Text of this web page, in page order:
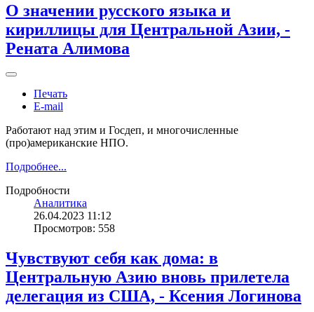
О значении русского языка и
кириллицы для Центральной Азии, -
Рената Алимова
Печать
E-mail
Работают над этим и Госдеп, и многочисленные
(про)американские НПО.
Подробнее...
Подробности
Аналитика
26.04.2023 11:12
Просмотров: 558
Чувствуют себя как дома: в
Центральную Азию вновь прилетела
делегация из США, - Ксения Логинова